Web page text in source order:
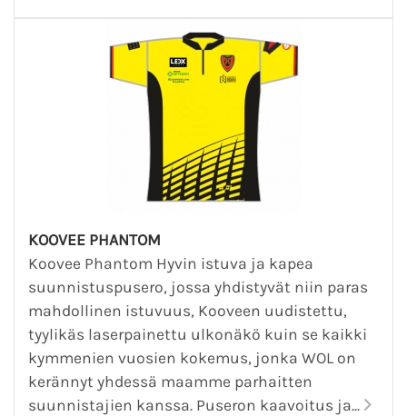
KOOVEE PHANTOM
Koovee Phantom Hyvin istuva ja kapea
suunnistuspusero, jossa yhdistyvät niin paras
mahdollinen istuvuus, Kooveen uudistettu,
tyylikäs laserpainettu ulkonäkö kuin se kaikki
kymmenien vuosien kokemus, jonka WOL on
kerännyt yhdessä maamme parhaitten
suunnistajien kanssa. Puseron kaavoitus ja...